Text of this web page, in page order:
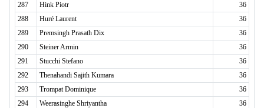
287
Hink Piotr
36
288
Huré Laurent
36
289
Premsingh Prasath Dix
36
290
Steiner Armin
36
291
Stucchi Stefano
36
292
Thenahandi Sajith Kumara
36
293
Trompat Dominique
36
294
Weerasinghe Shriyantha
36